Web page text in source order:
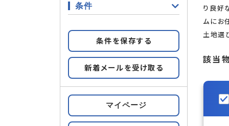
り良好
ムにお
土地選
該当
条件
条件を保存する
新着メールを受け取る
マイページ
すべての条件をみる
設備